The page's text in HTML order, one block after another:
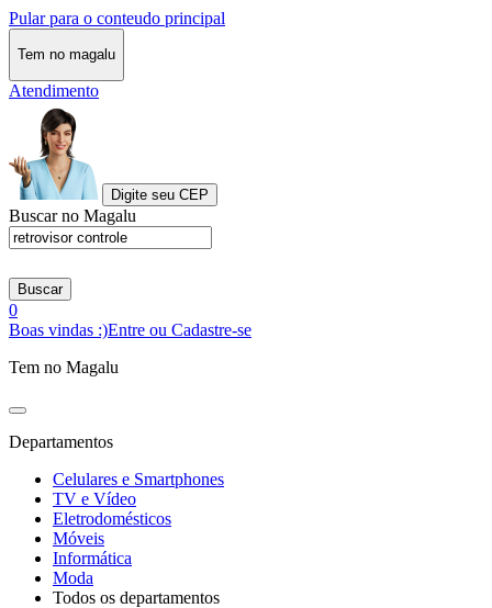
Pular para o conteudo principal
Tem no magalu
Atendimento
Digite seu CEP
Buscar no Magalu
Buscar
0
Boas vindas :)Entre ou Cadastre-se
Tem no Magalu
Departamentos
Celulares e Smartphones
TV e Vídeo
Eletrodomésticos
Móveis
Informática
Moda
Todos os departamentos